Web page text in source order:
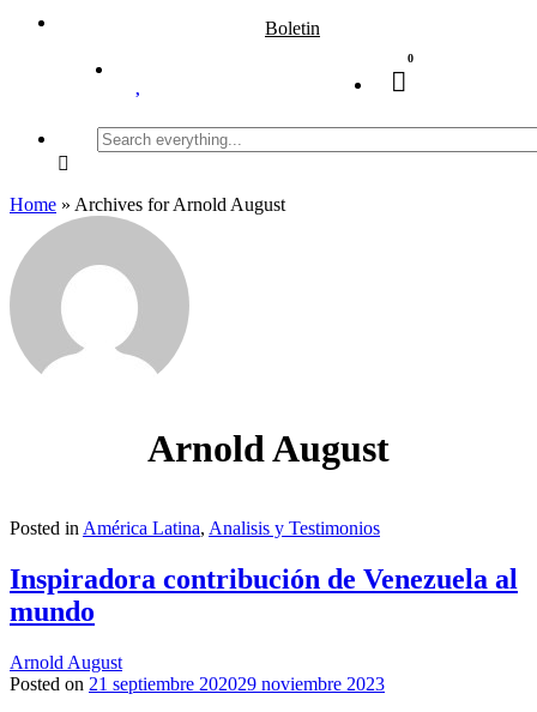
Boletin
0
Search
everything...
Home » Archives for Arnold August
Arnold August
Posted in América Latina, Analisis y Testimonios
Inspiradora contribución de Venezuela al
mundo
Arnold August
Posted on 21 septiembre 202029 noviembre 2023